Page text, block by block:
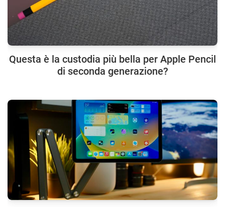
Questa è la custodia più bella per Apple Pencil
di seconda generazione?